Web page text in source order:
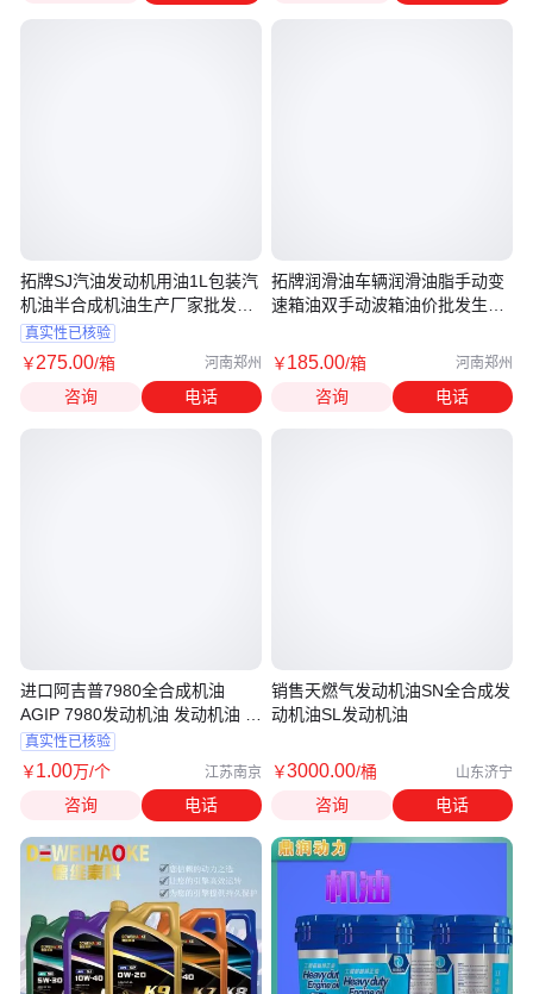
拓牌SJ汽油发动机用油1L包装汽
机油半合成机油生产厂家批发直
供价
真实性已核验
￥275.00/箱 河南郑州
咨询 电话
进口阿吉普7980全合成机油
AGIP 7980发动机油 发动机油 原
装
真实性已核验
￥1.00万/个 江苏南京
咨询 电话
拓牌润滑油车辆润滑油脂手动变
速箱油双手动波箱油价批发生产
￥185.00/箱 河南郑州
咨询 电话
销售天燃气发动机油SN全合成发
动机油SL发动机油
￥3000.00/桶 山东济宁
咨询 电话